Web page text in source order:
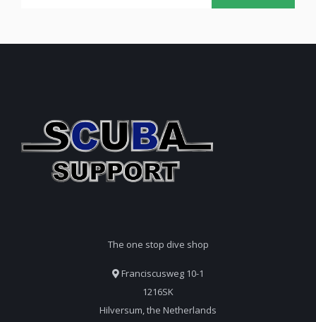
The one stop dive shop
Franciscusweg 10-1
1216SK
Hilversum, the Netherlands